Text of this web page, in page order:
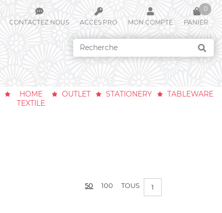
CONTACTEZ NOUS ACCÈS PRO MON COMPTE PANIER
0
Votre panier est vide !
HOME
TEXTILE
OUTLET STATIONERY TABLEWARE
50 100 TOUS 1